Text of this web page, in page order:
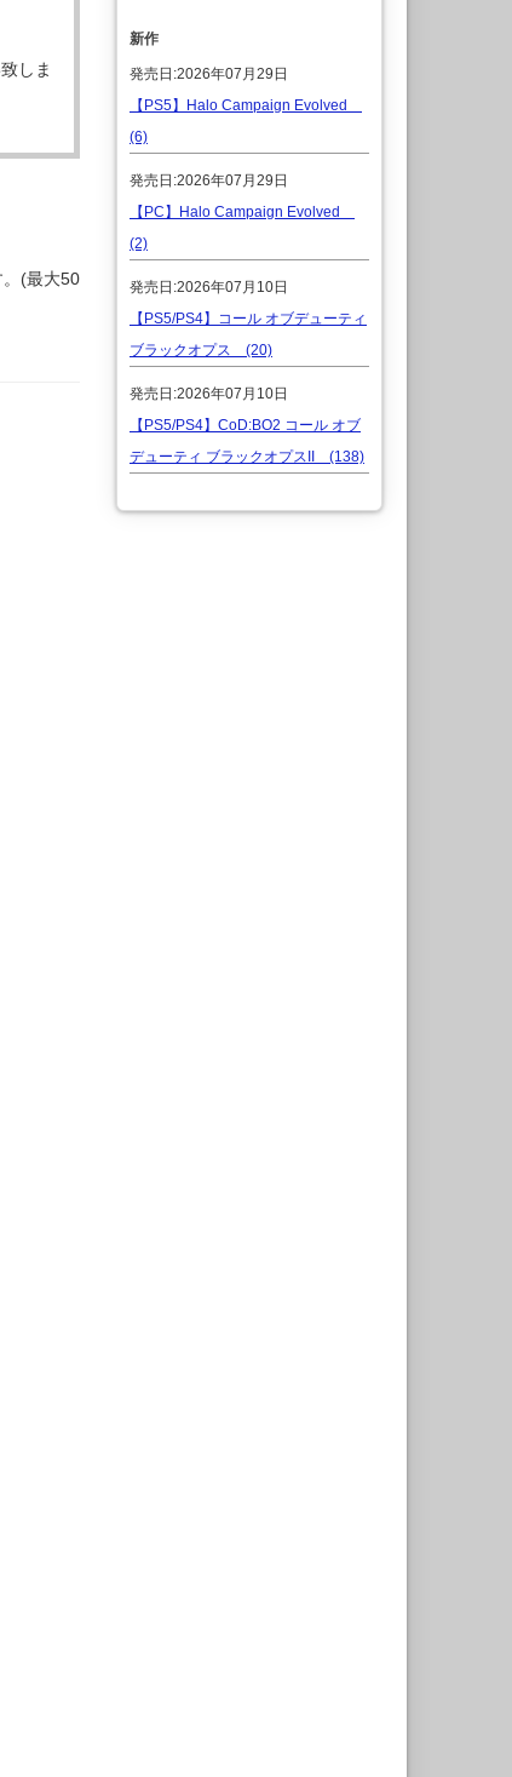
しま
(最大50
新作
発売日:2026年07月29日
【PS5】Halo Campaign Evolved
(6)
発売日:2026年07月29日
【PC】Halo Campaign Evolved
(2)
発売日:2026年07月10日
【PS5/PS4】コール オブデューティ
ブラックオプス (20)
発売日:2026年07月10日
【PS5/PS4】CoD:BO2 コール オブ
デューティ ブラックオプスII (138)